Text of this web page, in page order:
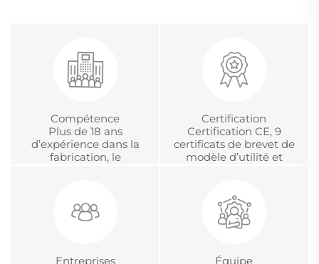
Compétence
Plus de 18 ans
d’expérience dans la
fabrication, le
et ODM
Certification
Certification CE, 9
certificats de brevet de
modèle d’utilité et
métrologique.
Entreprises Équipe